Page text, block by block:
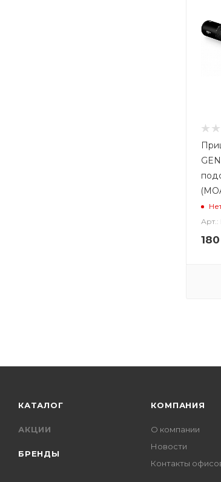
Арт.:
КАТАЛОГ
АКЦИИ
БРЕНДЫ
КОМПАНИЯ
О компании
Новости
Контакты